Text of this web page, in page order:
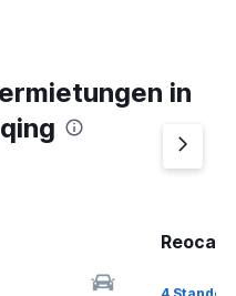
in
Reocar